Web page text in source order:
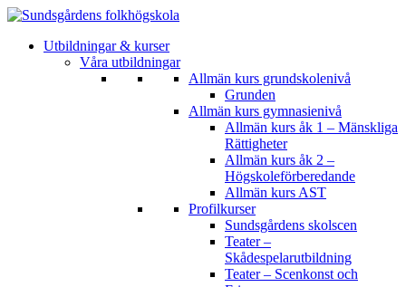
Utbildningar & kurser
Våra utbildningar
Allmän kurs grundskolenivå
Grunden
Allmän kurs gymnasienivå
Allmän kurs åk 1 – Mänskliga
Rättigheter
Allmän kurs åk 2 –
Högskoleförberedande
Allmän kurs AST
Profilkurser
Sundsgårdens skolscen
Teater –
Skådespelarutbildning
Teater – Scenkonst och